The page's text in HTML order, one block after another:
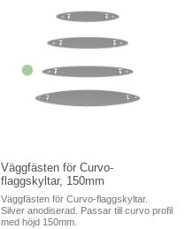
Väggfästen för Curvo-
flaggskyltar, 150mm
Väggfästen för Curvo-flaggskyltar.
Silver anodiserad. Passar till curvo profil
med höjd 150mm.